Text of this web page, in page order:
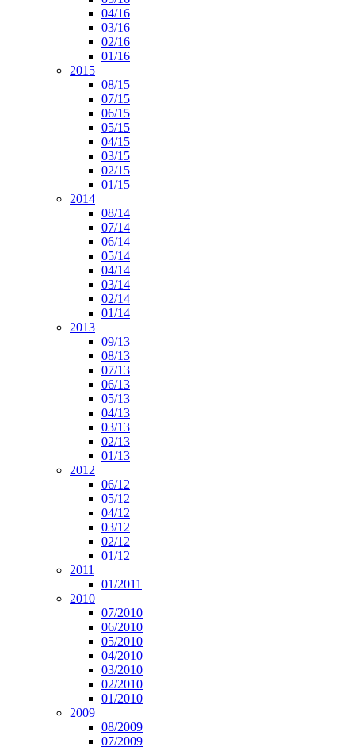
04/16
03/16
02/16
01/16
2015
08/15
07/15
06/15
05/15
04/15
03/15
02/15
01/15
2014
08/14
07/14
06/14
05/14
04/14
03/14
02/14
01/14
2013
09/13
08/13
07/13
06/13
05/13
04/13
03/13
02/13
01/13
2012
06/12
05/12
04/12
03/12
02/12
01/12
2011
01/2011
2010
07/2010
06/2010
05/2010
04/2010
03/2010
02/2010
01/2010
2009
08/2009
07/2009